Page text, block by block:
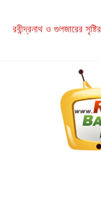
রবীন্দ্রনাথ ও গুলজারের
কলের গান থেকে রীলস্ —
জগন্নাথমঙ্গলম্ — বাংলায়
Retribution: A
Our
হাওয়া বদলের টলিউডে